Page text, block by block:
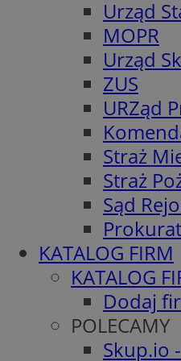
Urząd
MOPR
Urząd
ZUS
URZąd
Straż
Straż
Sąd
KATALOG FIRM
KATALOG
Dodaj
POLECAMY
Skup.io